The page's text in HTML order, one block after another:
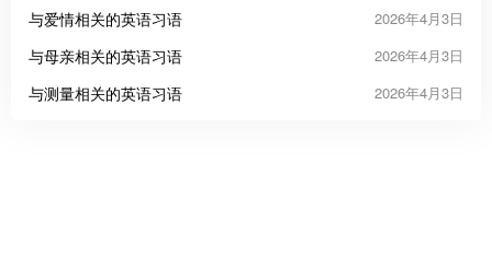
与爱情相关的英语习语 2026年4月3日
与母亲相关的英语习语 2026年4月3日
与测量相关的英语习语 2026年4月3日